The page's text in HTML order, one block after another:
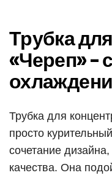
Трубка
«Череп» –
Трубка для
просто
сочетание
качества. Она